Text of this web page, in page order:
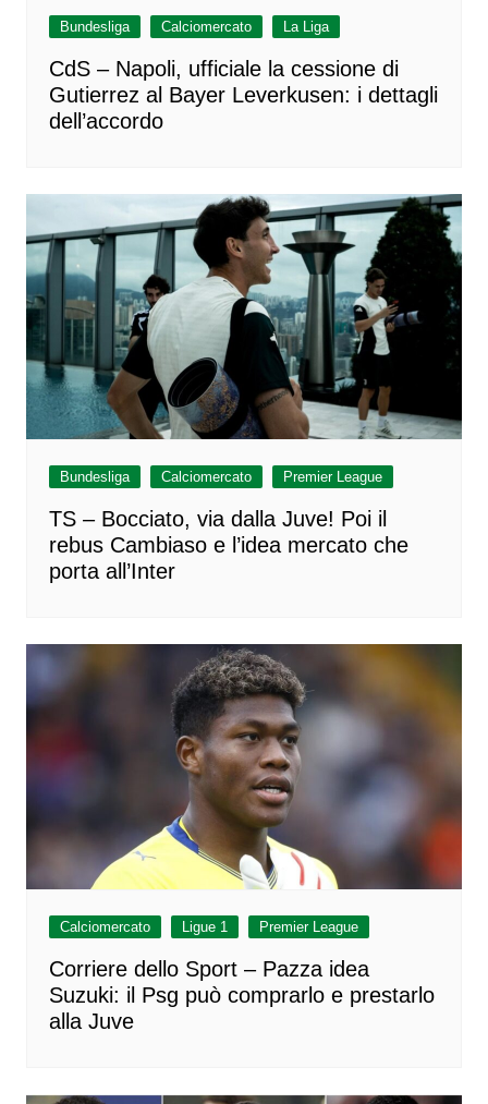
Bundesliga Calciomercato La Liga
CdS – Napoli, ufficiale la cessione di
Gutierrez al Bayer Leverkusen: i dettagli
dell’accordo
Bundesliga Calciomercato Premier League
TS – Bocciato, via dalla Juve! Poi il
rebus Cambiaso e l’idea mercato che
porta all’Inter
Calciomercato Ligue 1 Premier League
Corriere dello Sport – Pazza idea
Suzuki: il Psg può comprarlo e prestarlo
alla Juve